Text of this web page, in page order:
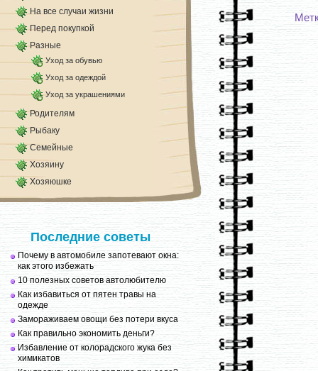
На все случаи жизни
Перед покупкой
Разные
Уход за обувью
Уход за одеждой
Уход за украшениями
Родителям
Рыбаку
Семейные
Хозяину
Хозяюшке
Последние советы
Почему в автомобиле запотевают окна:
как этого избежать
10 полезных советов автолюбителю
Как избавиться от пятен травы на
одежде
Замораживаем овощи без потери вкуса
Как правильно экономить деньги?
Избавление от колорадского жука без
химикатов